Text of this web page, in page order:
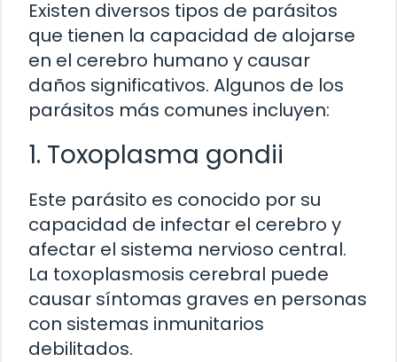
Existen diversos tipos de parásitos
que tienen la capacidad de alojarse
en el cerebro humano y causar
daños significativos. Algunos de los
parásitos más comunes incluyen:
1. Toxoplasma gondii
Este parásito es conocido por su
capacidad de infectar el cerebro y
afectar el sistema nervioso central.
La toxoplasmosis cerebral puede
causar síntomas graves en personas
con sistemas inmunitarios
debilitados.